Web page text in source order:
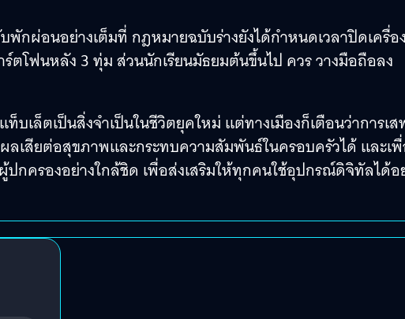
กผ่อนอย่างเต็มที่ กฎหมายฉบับร่างยังได้กำหนดเวลาปิดเครื่อ
ตโฟนหลัง 3 ทุ่ม ส่วนนักเรียนมัธยมต้นขึ้นไป ควร วางมือถือลง
เล็ตเป็นสิ่งจำเป็นในชีวิตยุคใหม่ แต่ทางเมืองก็เตือนว่าการเส
ลเสียต่อสุขภาพและกระทบความสัมพันธ์ในครอบครัวได้ และเ
ปกครองอย่างใกล้ชิด เพื่อส่งเสริมให้ทุกคนใช้อุปกรณ์ดิจิทัลได้อ